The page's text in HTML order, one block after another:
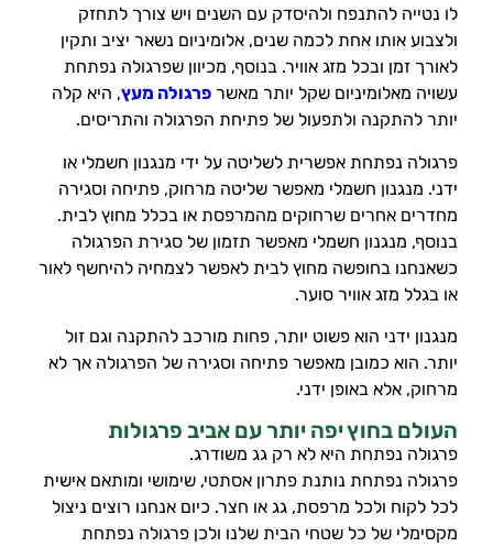
לו נטייה להתנפח ולהיסדק עם השנים ויש צורך לתחזק
ולצבוע אותו אחת לכמה שנים, אלומיניום נשאר יציב ותקין
לאורך זמן ובכל מזג אוויר. בנוסף, מכיוון שפרגולה נפתחת
עשויה מאלומיניום שקל יותר מאשרפרגולה מעץ, היא קלה
יותר להתקנה ולתפעול של פתיחת הפרגולה והתריסים.
פרגולה נפתחת אפשרית לשליטה על ידי מנגנון חשמלי או
ידני. מנגנון חשמלי מאפשר שליטה מרחוק, פתיחה וסגירה
מחדרים אחרים שרחוקים מהמרפסת או בכלל מחוץ לבית.
בנוסף, מנגנון חשמלי מאפשר תזמון של סגירת הפרגולה
כשאנחנו בחופשה מחוץ לבית לאפשר לצמחיה להיחשף לאור
או בגלל מזג אוויר סוער.
מנגנון ידני הוא פשוט יותר, פחות מורכב להתקנה וגם זול
יותר. הוא כמובן מאפשר פתיחה וסגירה של הפרגולה אך לא
מרחוק, אלא באופן ידני.
העולם בחוץ יפה יותר עם אביב פרגולות
פרגולה נפתחת היא לא רק גג משודרג.
פרגולה נפתחת נותנת פתרון אסתטי, שימושי ומותאם אישית
לכל לקוח ולכל מרפסת, גג או חצר. כיום אנחנו רוצים ניצול
מקסימלי של כל שטחי הבית שלנו ולכן פרגולה נפתחת